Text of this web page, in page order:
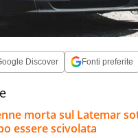
Discover Fonti preferite
morta sul Latemar
essere scivolata